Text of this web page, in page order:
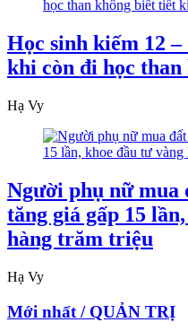
Học sinh kiếm 12
khi còn đi học
Hạ Vy
Người phụ nữ mua
tăng giá gấp 15
hàng trăm triệu
Hạ Vy
Mới nhất / QUẢN TRỊ